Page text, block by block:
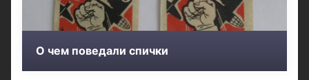
О чем поведали спички